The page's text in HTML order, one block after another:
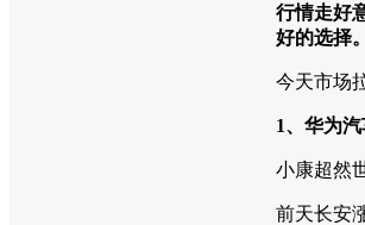
行情走好
好的选择。
今天市场
1、华为
小康超然
前天长安